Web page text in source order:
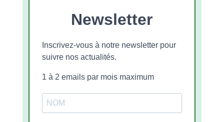
Newsletter
Inscrivez-vous à notre newsletter pour
suivre nos actualités.
1 à 2 emails par mois maximum